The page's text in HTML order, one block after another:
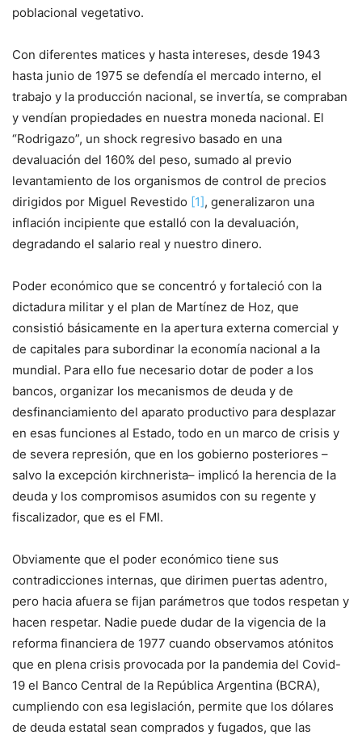
poblacional vegetativo.
Con diferentes matices y hasta intereses, desde 1943
hasta junio de 1975 se defendía el mercado interno, el
trabajo y la producción nacional, se invertía, se compraban
y vendían propiedades en nuestra moneda nacional. El
“Rodrigazo”, un shock regresivo basado en una
devaluación del 160% del peso, sumado al previo
levantamiento de los organismos de control de precios
dirigidos por Miguel Revestido [1], generalizaron una
inflación incipiente que estalló con la devaluación,
degradando el salario real y nuestro dinero.
Poder económico que se concentró y fortaleció con la
dictadura militar y el plan de Martínez de Hoz, que
consistió básicamente en la apertura externa comercial y
de capitales para subordinar la economía nacional a la
mundial. Para ello fue necesario dotar de poder a los
bancos, organizar los mecanismos de deuda y de
desfinanciamiento del aparato productivo para desplazar
en esas funciones al Estado, todo en un marco de crisis y
de severa represión, que en los gobierno posteriores –
salvo la excepción kirchnerista– implicó la herencia de la
deuda y los compromisos asumidos con su regente y
fiscalizador, que es el FMI.
Obviamente que el poder económico tiene sus
contradicciones internas, que dirimen puertas adentro,
pero hacia afuera se fijan parámetros que todos respetan y
hacen respetar. Nadie puede dudar de la vigencia de la
reforma financiera de 1977 cuando observamos atónitos
que en plena crisis provocada por la pandemia del Covid-
19 el Banco Central de la República Argentina (BCRA),
cumpliendo con esa legislación, permite que los dólares
de deuda estatal sean comprados y fugados, que las